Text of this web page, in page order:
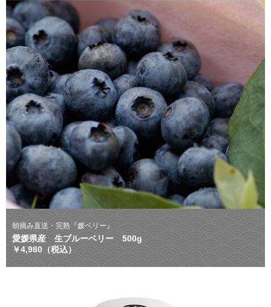
朝摘み直送・完熟『媛ベリー』
愛媛県産 生ブルーベリー 500g
￥4,980（税込）